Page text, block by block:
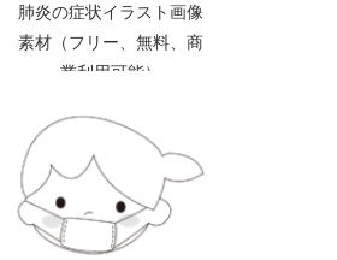
肺炎の症状イラスト画像
素材（フリー、無料、商
業利用可能）